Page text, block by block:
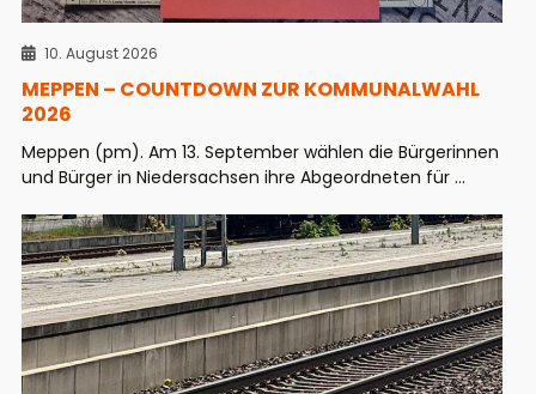
10. August 2026
MEPPEN – COUNTDOWN ZUR KOMMUNALWAHL
2026
Meppen (pm). Am 13. September wählen die Bürgerinnen
und Bürger in Niedersachsen ihre Abgeordneten für ...